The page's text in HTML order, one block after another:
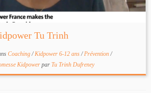
Tu Trinh
Coaching/Kidpower 6-12 ans/Prévention/
Kidpower par Tu Trinh Dufreney